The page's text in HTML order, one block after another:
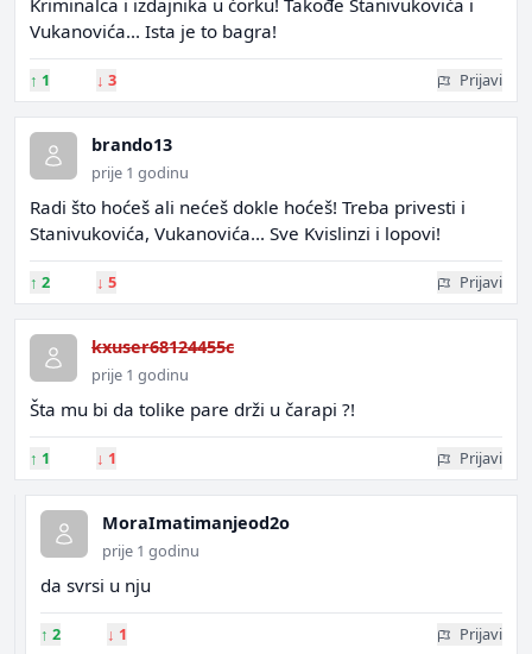
Kriminalca i izdajnika u ćorku! Takođe Stanivukovića i
Vukanovića... Ista je to bagra!
↑ 1 ↓ 3 Prijavi
brando13
prije 1 godinu
Radi što hoćeš ali nećeš dokle hoćeš! Treba privesti i
Stanivukovića, Vukanovića... Sve Kvislinzi i lopovi!
↑ 2 ↓ 5 Prijavi
kxuser68124455c
prije 1 godinu
Šta mu bi da tolike pare drži u čarapi ?!
↑ 1 ↓ 1 Prijavi
MoraImatimanjeod2o
prije 1 godinu
da svrsi u nju
↑ 2 ↓ 1 Prijavi